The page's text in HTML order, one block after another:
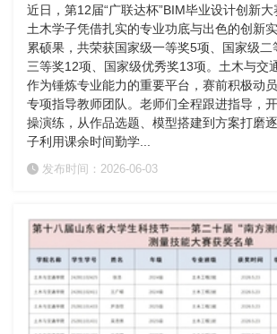
近日，第12届“广联达杯”BIM毕业设计创新大
土木学子凭借扎实的专业功底与出色的创新
累硕果，共荣获国家级一等奖5项、国家级二
三等奖12项、国家级优秀奖13项。土木与交
作为锤炼专业能力的重要平台，赛前积极动
专项指导教师团队。老师们全程跟进指导，
操演练，从作品选题、模型搭建到方案打磨
子利用课余时间勤学...
发布时间：2026-06-03